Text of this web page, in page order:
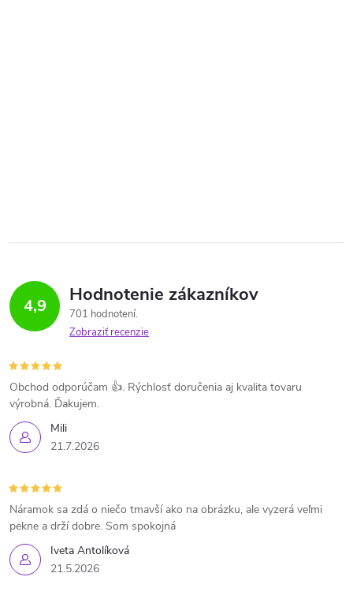
4,9 Hodnotenie zákazníkov
701 hodnotení
Zobraziť recenzie
Mili
21.7.2026
Obchod odporúčam 👍. Rýchlosť doručenia aj kvalita tovaru
výrobná. Ďakujem.
Iveta Antolíková
21.5.2026
Náramok sa zdá o niečo tmavší ako na obrázku, ale vyzerá veľmi
pekne a drží dobre. Som spokojná